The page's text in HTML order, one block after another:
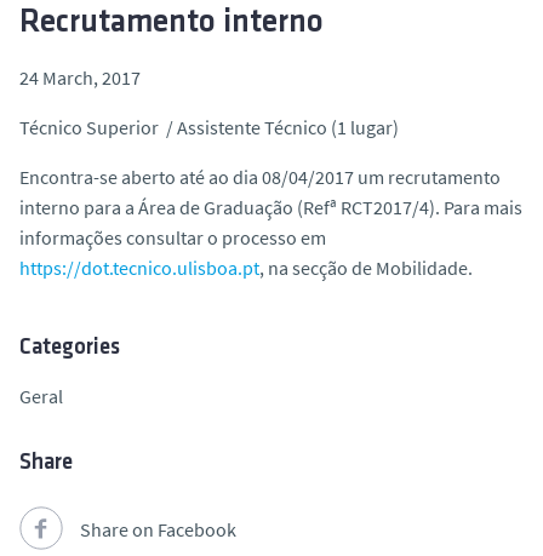
Recrutamento interno
24 March, 2017
Técnico Superior / Assistente Técnico (1 lugar)
Encontra-se aberto até ao dia 08/04/2017 um recrutamento
interno para a Área de Graduação (Refª RCT2017/4). Para mais
informações consultar o processo em
https://dot.tecnico.ulisboa.pt, na secção de Mobilidade.
Categories
Geral
Share
Share on Facebook